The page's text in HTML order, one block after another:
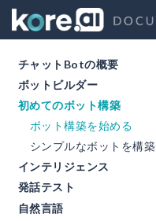
チャットBotの概要
ボットビルダー
初めてのボット構築
ボット構築を始める
シンプルなボットを構築
インテリジェンス
発話テスト
自然言語